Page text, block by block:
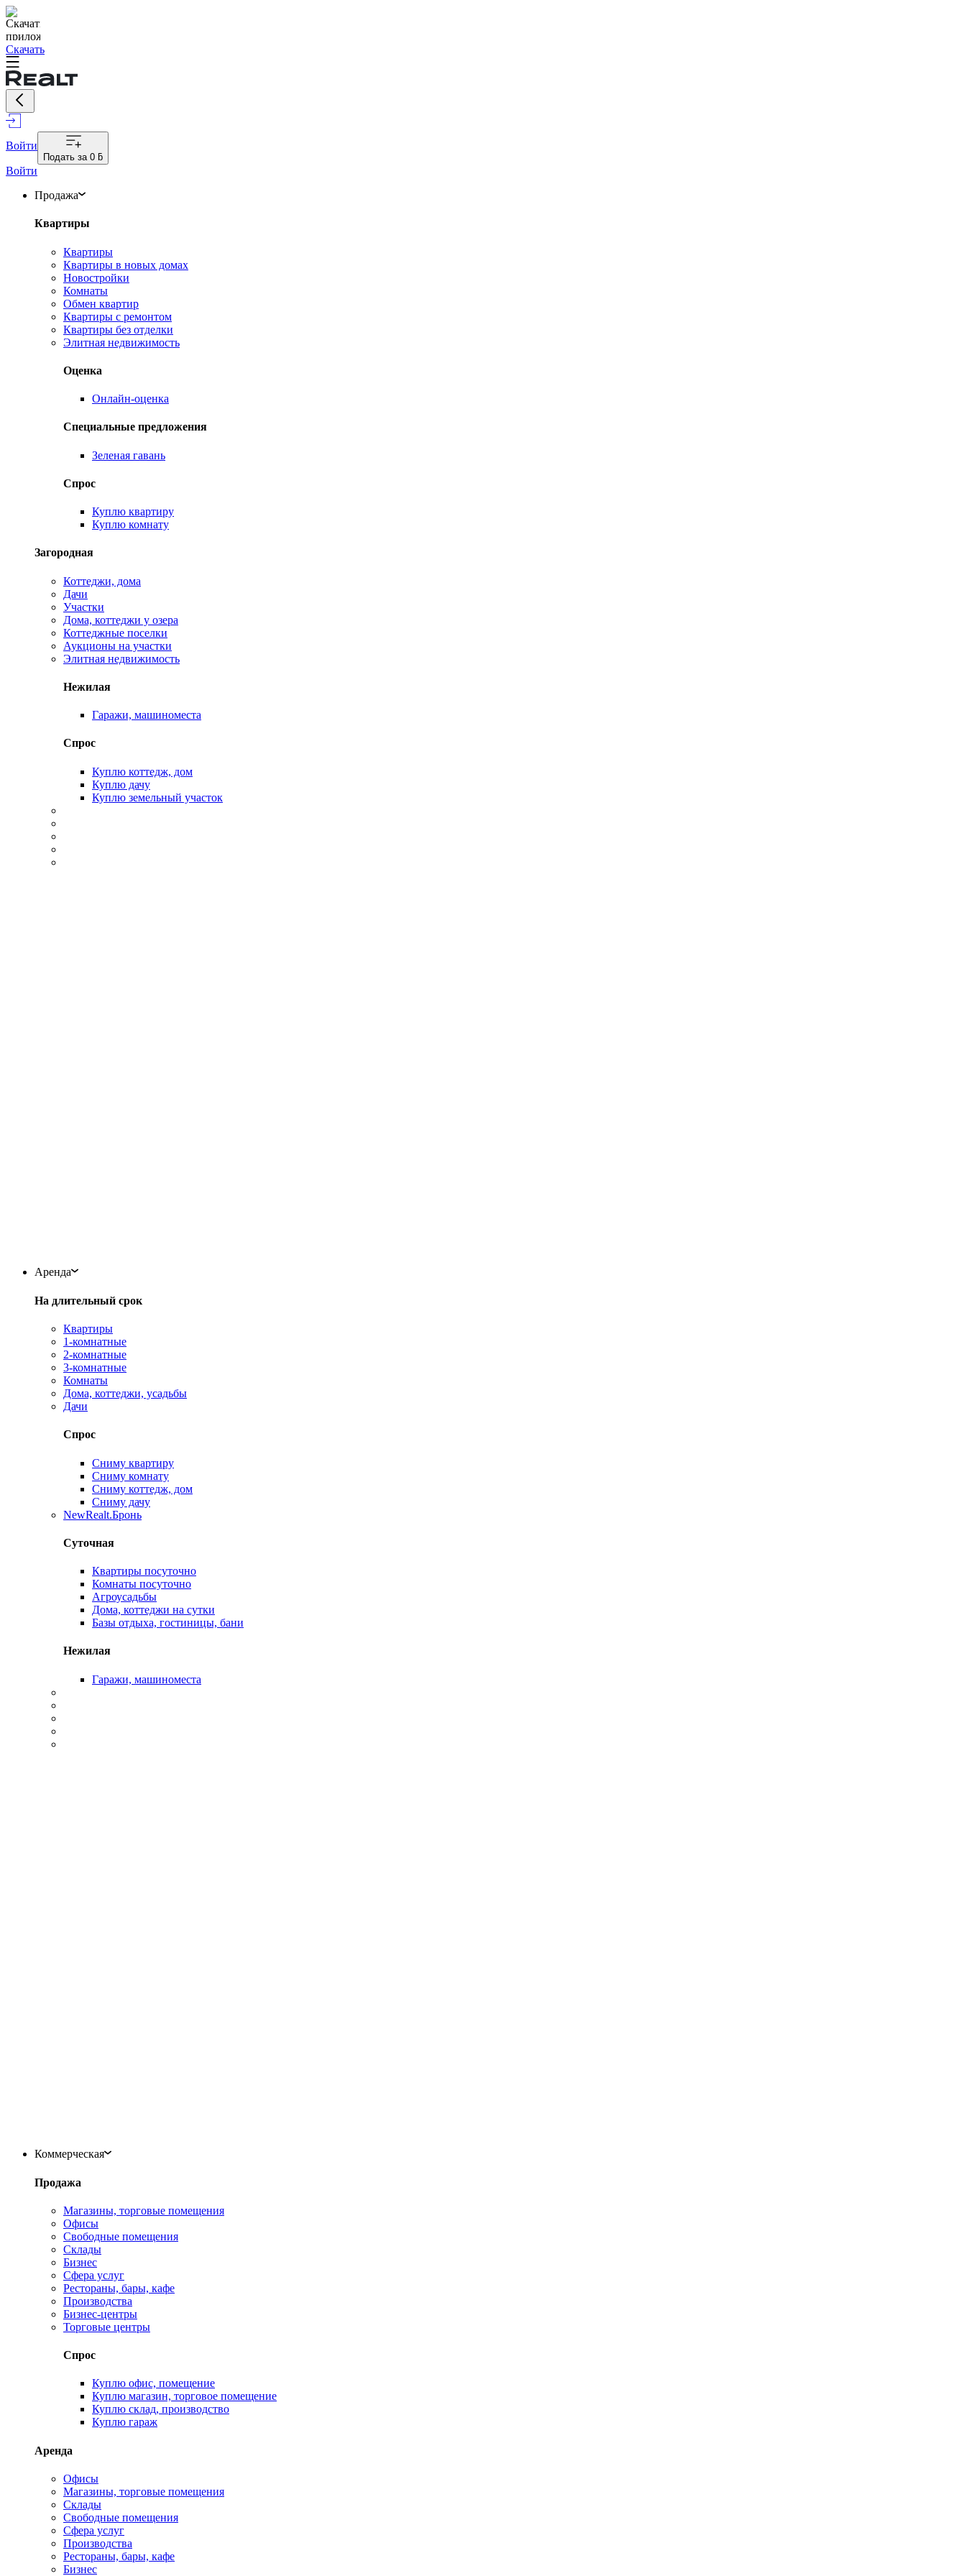
Скачать
Войти
Подать за 0 ƃ
Войти
Продажа
Квартиры
Квартиры
Квартиры в новых домах
Новостройки
Комнаты
Обмен квартир
Квартиры с ремонтом
Квартиры без отделки
Элитная недвижимость
Оценка
Онлайн-оценка
Специальные предложения
Зеленая гавань
Спрос
Куплю квартиру
Куплю комнату
Загородная
Коттеджи, дома
Дачи
Участки
Дома, коттеджи у озера
Коттеджные поселки
Аукционы на участки
Элитная недвижимость
Нежилая
Гаражи, машиноместа
Спрос
Куплю коттедж, дом
Куплю дачу
Куплю земельный участок
Аренда
На длительный срок
Квартиры
1-комнатные
2-комнатные
3-комнатные
Комнаты
Дома, коттеджи, усадьбы
Дачи
Спрос
Сниму квартиру
Сниму комнату
Сниму коттедж, дом
Сниму дачу
NewRealt.Бронь
Суточная
Квартиры посуточно
Комнаты посуточно
Агроусадьбы
Дома, коттеджи на сутки
Базы отдыха, гостиницы, бани
Нежилая
Гаражи, машиноместа
Коммерческая
Продажа
Магазины, торговые помещения
Офисы
Свободные помещения
Склады
Бизнес
Сфера услуг
Рестораны, бары, кафе
Производства
Бизнес-центры
Торговые центры
Спрос
Куплю офис, помещение
Куплю магазин, торговое помещение
Куплю склад, производство
Куплю гараж
Аренда
Офисы
Магазины, торговые помещения
Склады
Свободные помещения
Сфера услуг
Производства
Рестораны, бары, кафе
Бизнес